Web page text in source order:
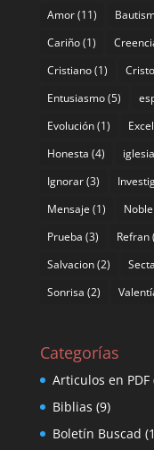
Amor(11)
Cariño(1)
Cristiano(1) Cristo
Entusiasmo(5)
Evolución(1)
Honesta (4) iglesia
Ignorar(3)
Mensaje (1) Noble
Prueba (3) Refran
Salvacion(2)
Sonrisa (2)
Categorías
Articulos en PDF
Biblias (9)
Boletín Buscad